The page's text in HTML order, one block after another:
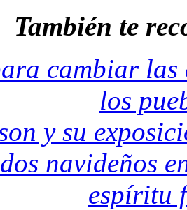
También te
cambiar
los
y su
navideños
espíritu